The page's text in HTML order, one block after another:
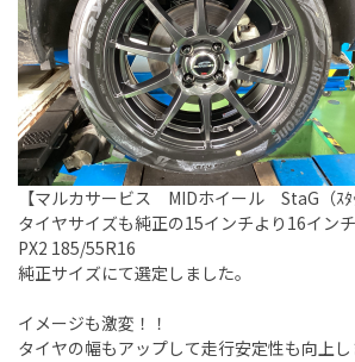
【マルカサービス MIDホイール StaG（ｽﾀｯ
タイヤサイズも純正の15インチより16イン
PX2 185/55R16
純正サイズにて選定しました。
イメージも激変！！
タイヤの幅もアップして走行安定性も向上し